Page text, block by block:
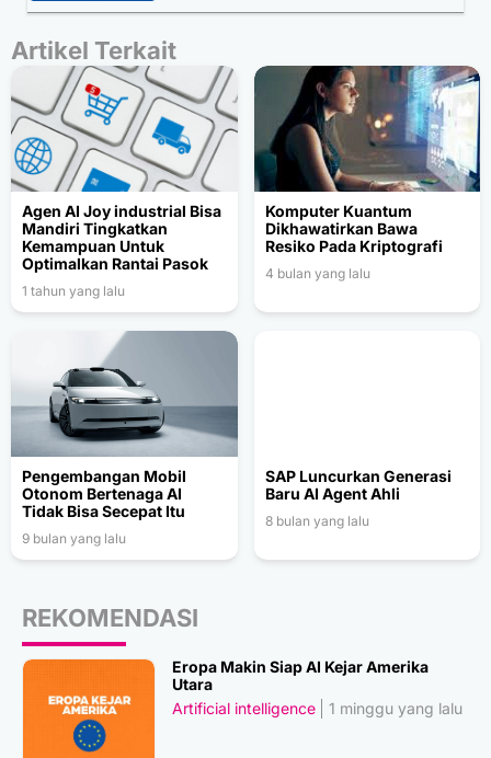
Artikel Terkait
Agen AI Joy industrial Bisa
Mandiri Tingkatkan
Kemampuan Untuk
Optimalkan Rantai Pasok
1 tahun yang lalu
Komputer Kuantum
Dikhawatirkan Bawa
Resiko Pada Kriptografi
4 bulan yang lalu
Pengembangan Mobil
Otonom Bertenaga AI
Tidak Bisa Secepat Itu
9 bulan yang lalu
SAP Luncurkan Generasi
Baru AI Agent Ahli
8 bulan yang lalu
REKOMENDASI
Eropa Makin Siap AI Kejar Amerika
Utara
Artificial intelligence
1 minggu yang lalu